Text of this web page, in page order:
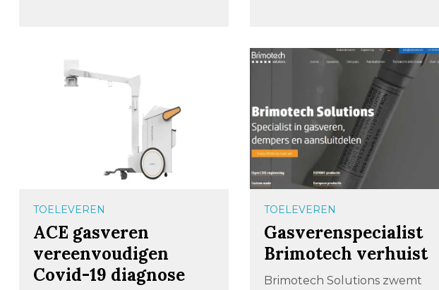
TOELEVEREN
ACE gasveren
vereenvoudigen
Covid-19 diagnose
TOELEVEREN
Gasverenspecialist
Brimotech verhuist
Brimotech Solutions zwemt